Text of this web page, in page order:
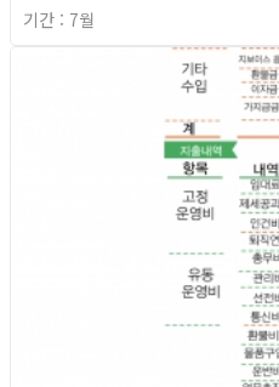
기간 : 7월